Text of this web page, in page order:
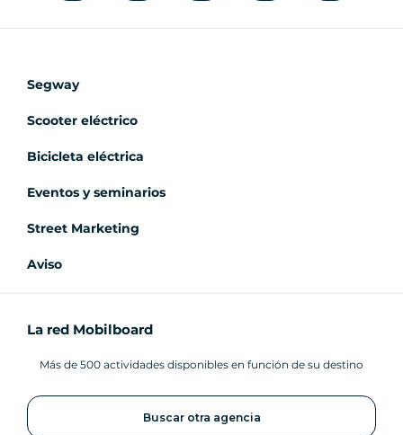
Segway
Scooter eléctrico
Bicicleta eléctrica
Eventos y seminarios
Street Marketing
Aviso
La red Mobilboard
Más de 500 actividades disponibles en función de su destino
Buscar otra agencia